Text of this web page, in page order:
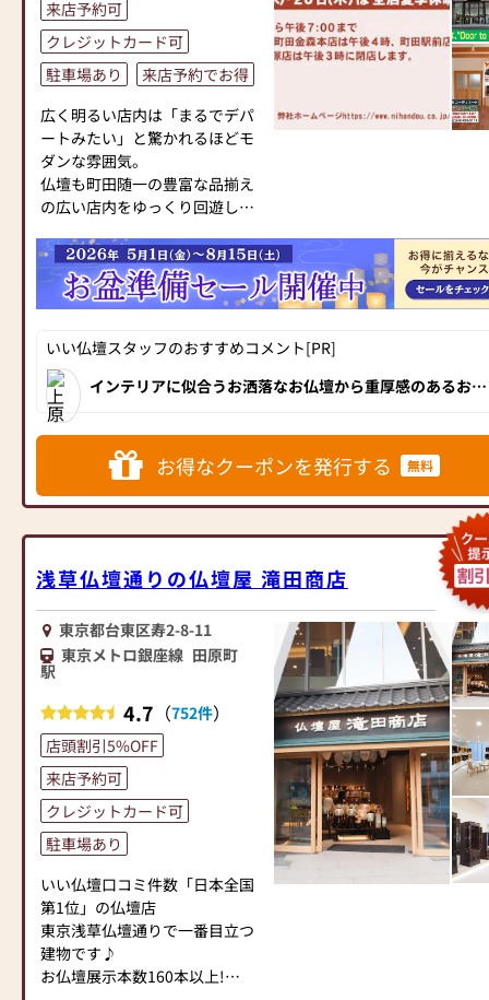
時間帯によっては大変混みあい
ますので来店予約がおすすめで
す。
午後2時～3時ぐらいが比較的す
いている場合が多いいです。
このページの上部の写真スライ
ダーの上の「クーポンを受け取
る」をクリックして頂いて、
「同時に来店予約も可能です」
から日付をお選びください。
⭐⭐⭐6月26日(金)より8月17日
(月)まで【お盆大特価セール】
開催中‼⭐⭐⭐
おります。早目のご準備がオス
スメです。
古いお仏壇の引き取り料が無料
*当店にてお仏壇をご購入のお客
様に限り、古いお仏壇の引取り
を無料で致します。
お客様。但しお仏壇のお引取り
ご相談させていただく場合がご
ざいます。
新しいおまいりの形のお仏壇か
ら従来型の本気・本物志向のお
仏壇まで豊富に取り揃えており
ます。
武蔵野市・三鷹市では唯一の三
ツ星仏事コーディネーター在籍
店
仏教のお仏壇・お位牌から神道
の祖霊舎・御霊璽をはじめ、無
宗教の新しいおまいりの形まで
武蔵野市・三鷹市では地域最大
級の売り場面積と展示本数の弊
店でお客様のお探しのお品物に
出会えるとおもいます
来店予約可
クレジットカード可
駐車場あり
来店予約でお得
広く明るい店内は「まるでデパ
ートみたい」と驚かれるほどモ
ダンな雰囲気。
仏壇も町田随一の豊富な品揃え
の広い店内をゆっくり回遊して
ベテランスタッフが心を込めて
接客させて頂きます。
お客様の疑問な点ご不安に思っ
ませ。
『偲ぶ心をかたちにするお手伝
い』を私達のモットーです。
お客様お気持ちに寄り添いなが
らよりお客様に納得して頂ける
ご説明を致します。
是非一度、皆様で日本堂町田金
森店にご来店下さいませ!!
＝＝＝＝＝＝＝＝＝========
たか？」
新盆をお迎えする皆様に手作り
テキストをご用意してご準備の
お一人お一人のお気持にお応え
出来るようにスッタフも日々勉
強しております。
お気軽にお声をお掛け下さいま
せ。
お仏壇展示本数190本の金森店
小さいお仏壇から伝統的な立派
なお仏壇まで広い店内をゆっく
りと品定めしていただけます
新しいお仏壇をご購入のお客様
は今ある古いお仏壇を無料でお
引き取り致します。
（引取り地域サイズによってご
いい仏壇スタッフのおすすめコメント[PR]
インテリアに似合うお洒落なお仏壇から重厚感のあるお仏
壇まで、展示は100台以上！お位牌や仏具、小物の品揃え
くのお客様が来店されています。
お得なクーポンを発行する 無料
浅草仏壇通りの仏壇屋 滝田商店
東京都台東区寿2-8-11
東京メトロ銀座線 田原町
駅
4.7 （752件）
店頭割引5%OFF
来店予約可
クレジットカード可
駐車場あり
いい仏壇口コミ件数「日本全国
第1位」の仏壇店
東京浅草仏壇通りで一番目立つ
建物です♪
お仏壇展示本数160本以上!